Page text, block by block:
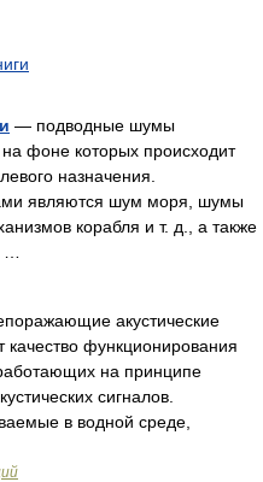
— подводные шумы
фоне которых происходит
назначения.
являются шум моря, шумы
корабля и т. д., а также
акустические
качество функционирования
на принципе
сигналов.
в водной среде,